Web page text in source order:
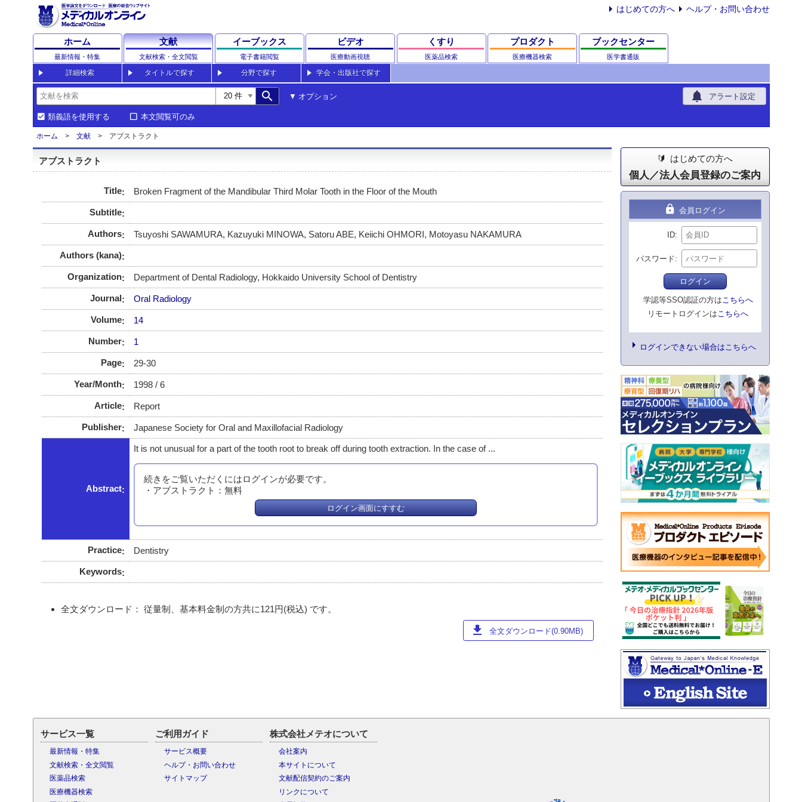
はじめての方へ ヘルプ・お問い合わせ
ホーム
最新情報・特集
文献
文献検索・全文閲覧
イーブックス
電子書籍閲覧
ビデオ
医療動画視聴
くすり
医薬品検索
プロダクト
医療機器検索
ブックセンター
医学書通販
詳細検索 タイトルで探す 分野で探す 学会・出版社で探す
search オプション notifications アラート設定
類義語を使用する 本文閲覧可のみ
ホーム 文献 アブストラクト
アブストラクト
Title Broken Fragment of the Mandibular Third Molar Tooth in the Floor of the Mouth
Subtitle
Authors Tsuyoshi SAWAMURA, Kazuyuki MINOWA, Satoru ABE, Keiichi OHMORI, Motoyasu NAKAMURA
Authors (kana)
Organization Department of Dental Radiology, Hokkaido University School of Dentistry
Journal Oral Radiology
Volume 14
Number 1
Page 29-30
Year/Month 1998 / 6
Article Report
Publisher Japanese Society for Oral and Maxillofacial Radiology
Abstract
It is not unusual for a part of the tooth root to break off during tooth extraction. In the case of ...
続きをご覧いただくにはログインが必要です。
・アブストラクト：無料
ログイン画面にすすむ
Practice Dentistry
Keywords
全文ダウンロード： 従量制、基本料金制の方共に121円(税込) です。
download 全文ダウンロード(0.90MB)
はじめての方へ
個人／法人会員登録のご案内
lock 会員ログイン
ID
パスワード
ログイン
学認等SSO認証の方はこちらへ
リモートログインはこちらへ
ログインできない場合はこちらへ
サービス一覧
最新情報・特集
文献検索・全文閲覧
医薬品検索
医療機器検索
ご利用ガイド
サービス概要
ヘルプ・お問い合わせ
サイトマップ
株式会社メテオについて
会社案内
本サイトについて
文献配信契約のご案内
リンクについて